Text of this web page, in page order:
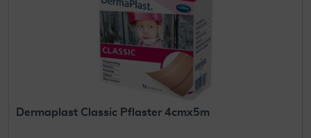
Dermaplast Classic Pflaster 4cmx5m